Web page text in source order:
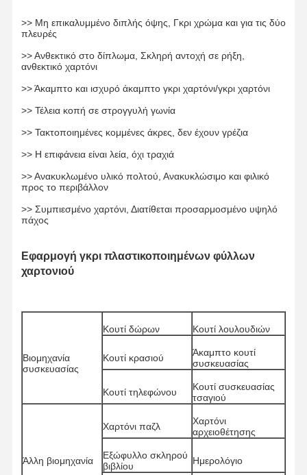
Ξενάγηση
Εργοστάσιο
Έλεγχος
Τε Μαζί Μας
Γκρι χαρτόνι
Διπλός πίνακας
Έγγραφο πινάκων ελεφαντόδοντου
Χάρτης χρώματος
Χάρτης Kraft
Χαρτί αντιγραφής
>> Μη επικαλυμμένο διπλής όψης, Γκρι χρώμα και για τις δύο
πλευρές
>> Ανθεκτικό στο δίπλωμα, Σκληρή αντοχή σε ρήξη,
ανθεκτικό χαρτόνι
>> Άκαμπτο και ισχυρό άκαμπτο γκρι χαρτόνι/γκρι χαρτόνι
>> Τέλεια κοπή σε στρογγυλή γωνία
>> Τακτοποιημένες κομμένες άκρες, δεν έχουν γρέζια
>> Η επιφάνεια είναι λεία, όχι τραχιά
>> Ανακυκλωμένο υλικό πολτού, Ανακυκλώσιμο και φιλικό
προς το περιβάλλον
>> Συμπιεσμένο χαρτόνι, Διατίθεται προσαρμοσμένο υψηλό
πάχος
Εφαρμογή γκρι πλαστικοποιημένων φύλλων
χαρτονιού
Βιομηχανία
συσκευασίας
Κουτί δώρων Κουτί λουλουδιών
Κουτί κρασιού
Άκαμπτο κουτί
συσκευασίας
Κουτί τηλεφώνου
Κουτί συσκευασίας
τσαγιού
Άλλη βιομηχανία
Χαρτόνι παζλ
Χαρτόνι
αρχειοθέτησης
Εξώφυλλο σκληρού
βιβλίου
Ημερολόγιο